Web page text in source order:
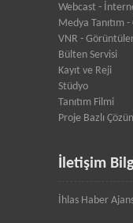
Webcast -
Medya Tanıtım
VNR -
Bülten Servisi
Kayıt ve Reji
Stüdyo
Tanıtım Filmi
Proje Bazlı
İletişim
İhlas Haber